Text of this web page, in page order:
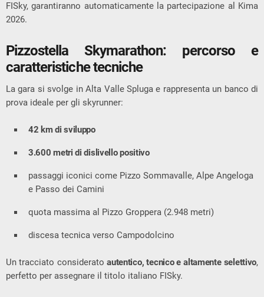
FISky, garantiranno automaticamente la partecipazione al Kima
2026.
Pizzostella Skymarathon: percorso e
caratteristiche tecniche
La gara si svolge inAlta Valle Spluga e rappresenta un banco di
prova ideale per gli skyrunner:
42 km di sviluppo
3.600 metri di dislivello positivo
passaggi iconici come Pizzo Sommavalle, Alpe Angeloga
e Passo dei Camini
quota massima al Pizzo Groppera (2.948 metri)
discesa tecnica verso Campodolcino
Un tracciato consideratoautentico, tecnico e altamente selettivo,
perfetto per assegnare il titolo italiano FISky.